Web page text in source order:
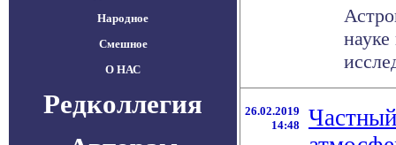
Народное
Смешное
О НАС
Редколлегия
26.02.2019
14:48